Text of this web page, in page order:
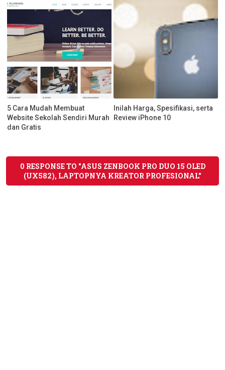
5 Cara Mudah Membuat
Website Sekolah Sendiri Murah
dan Gratis
Inilah Harga, Spesifikasi, serta
Review iPhone 10
0 RESPONSE TO "ASUS ZENBOOK PRO DUO 15 OLED
(UX582), LAPTOPNYA KREATOR PROFESIONAL"